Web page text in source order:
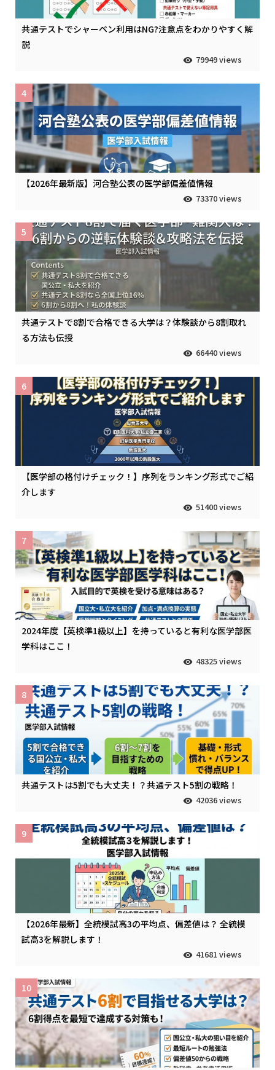
共通テストでシャーペン利用はNG?注意点をわかりやすく解
説
79949 views
【2026年最新版】河合塾公表の医学部偏差値情報
73370 views
4
共通テストで8割で合格できる大学は？体験談から8割取れ
る方法も伝授
66440 views
5
【医学部の格付けチェック！】序列をランキング形式でご紹
介します
51400 views
6
2024年度【英検準1級以上】を持っていると有利な医学部医
学科はここ！
48325 views
7
共通テストは5割でも大丈夫！？共通テスト5割の戦略！
42036 views
8
【2026年最新】全統模試高3の平均点、偏差値は？ 全統模
試高3を解説します！
41681 views
9
10